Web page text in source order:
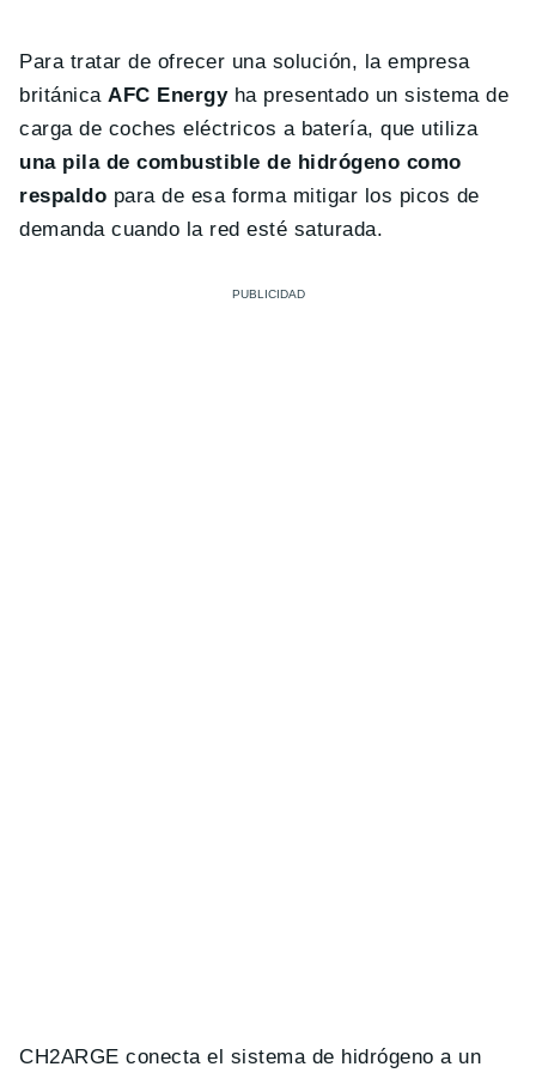
Para tratar de ofrecer una solución, la empresa
británicaAFC Energyha presentado un sistema de
carga de coches eléctricos a batería, que utiliza
una pila de combustible de hidrógeno como
respaldo para de esa forma mitigar los picos de
demanda cuando la red esté saturada.
CH2ARGE conecta el sistema de hidrógeno a un